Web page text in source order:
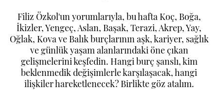
Filiz Özkol'un yorumlarıyla, bu hafta Koç, Boğa,
İkizler, Yengeç, Aslan, Başak, Terazi, Akrep, Yay,
Oğlak, Kova ve Balık burçlarının aşk, kariyer, sağlık
ve günlük yaşam alanlarındaki öne çıkan
gelişmelerini keşfedin. Hangi burç şanslı, kim
beklenmedik değişimlerle karşılaşacak, hangi
ilişkiler hareketlenecek? Birlikte göz atalım.